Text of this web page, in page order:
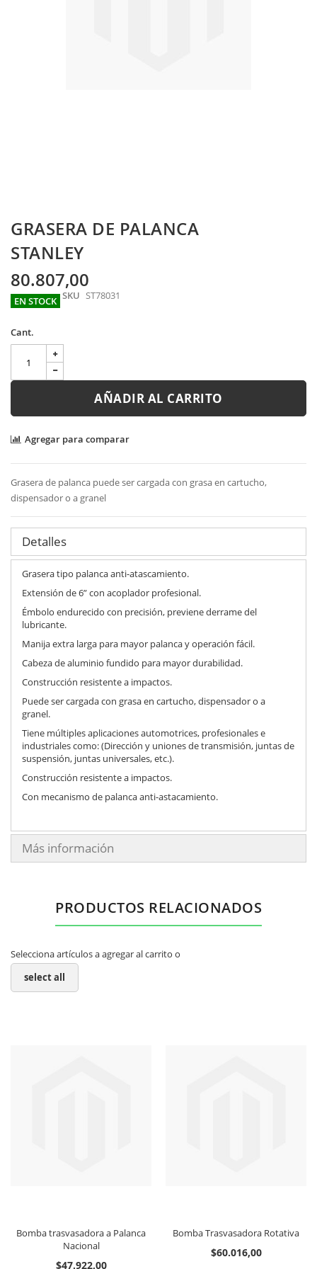
Skip
to
the
beginning
of
the
images
gallery
GRASERA DE PALANCA
STANLEY
80.807,00
EN STOCK SKU ST78031
Cant.
AÑADIR AL CARRITO
Agregar para comparar
Grasera de palanca puede ser cargada con grasa en cartucho,
dispensador o a granel
Detalles
Grasera tipo palanca anti-atascamiento.
Extensión de 6” con acoplador profesional.
Émbolo endurecido con precisión, previene derrame del
lubricante.
Manija extra larga para mayor palanca y operación fácil.
Cabeza de aluminio fundido para mayor durabilidad.
Construcción resistente a impactos.
Puede ser cargada con grasa en cartucho, dispensador o a
granel.
Tiene múltiples aplicaciones automotrices, profesionales e
industriales como: (Dirección y uniones de transmisión, juntas de
suspensión, juntas universales, etc.).
Construcción resistente a impactos.
Con mecanismo de palanca anti-astacamiento.
Más información
PRODUCTOS RELACIONADOS
Selecciona artículos a agregar al carrito o
select all
Bomba trasvasadora a Palanca
Nacional
$47.922,00
Bomba Trasvasadora Rotativa
$60.016,00